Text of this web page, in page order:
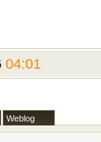
04:01
Weblog